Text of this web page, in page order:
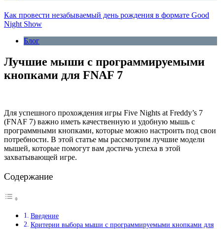
Как провести незабываемый день рождения в формате Good
Night Show
Блог
Лучшие мыши с программируемыми
кнопками для FNAF 7
Для успешного прохождения игры Five Nights at Freddy’s 7
(FNAF 7) важно иметь качественную и удобную мышь с
программными кнопками, которые можно настроить под свои
потребности. В этой статье мы рассмотрим лучшие модели
мышей, которые помогут вам достичь успеха в этой
захватывающей игре.
Содержание
Введение
Критерии выбора мыши с программируемыми кнопками для